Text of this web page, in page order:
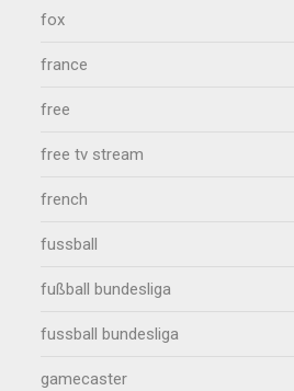
fox
france
free
free tv stream
french
fussball
fußball bundesliga
fussball bundesliga
gamecaster